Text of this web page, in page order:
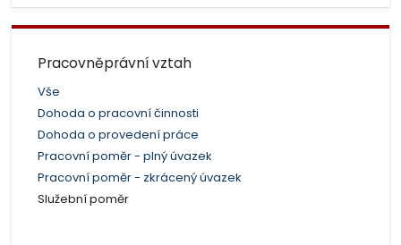
Pracovněprávní vztah
Vše
Dohoda o pracovní činnosti
Dohoda o provedení práce
Pracovní poměr - plný úvazek
Pracovní poměr - zkrácený úvazek
Služební poměr